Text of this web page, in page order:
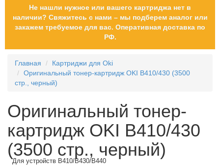
Не нашли нужное или вашего картриджа нет в
наличии? Свяжитесь с нами – мы подберем аналог или
закажем требуемое для вас. Оперативная доставка по
РФ.
Главная
Картриджи для Oki
Оригинальный тонер-картридж OKI B410/430 (3500
стр., черный)
Оригинальный тонер-
картридж OKI B410/430
(3500 стр., черный)
Для устройств B410/B430/B440